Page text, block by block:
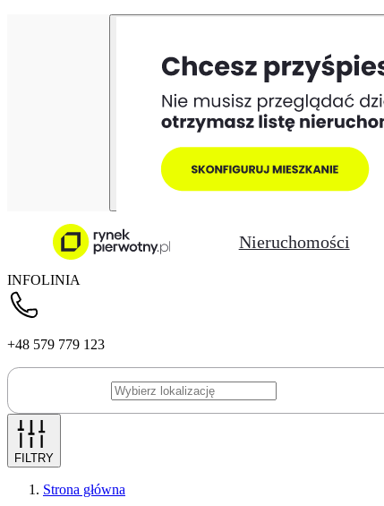
Nieruchomości
INFOLINIA
+48 579 779 123
FILTRY
Strona główna